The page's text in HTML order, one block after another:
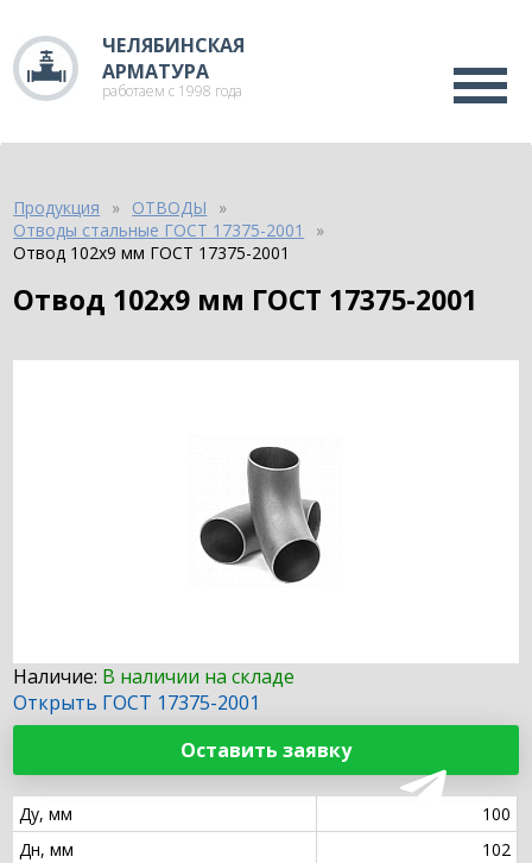
ЧЕЛЯБИНСКАЯ
АРМАТУРА
работаем с 1998 года
Продукция
ОТВОДЫ
Отводы стальные ГОСТ 17375-2001
Отвод 102х9 мм ГОСТ 17375-2001
Отвод 102х9 мм ГОСТ 17375-2001
Наличие: В наличии на складе
Открыть ГОСТ 17375-2001
Оставить заявку
Ду, мм
100
Дн, мм
102